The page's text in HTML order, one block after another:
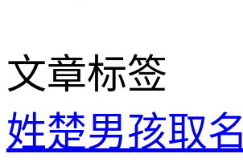
文章标签
姓楚男孩取名